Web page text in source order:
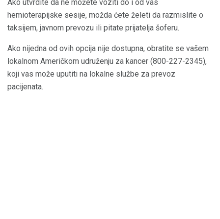
Ako utvrdite da ne možete voziti do i od vas
hemioterapijske sesije, možda ćete želeti da razmislite o
taksijem, javnom prevozu ili pitate prijatelja šoferu.
Ako nijedna od ovih opcija nije dostupna, obratite se vašem
lokalnom Američkom udruženju za kancer (800-227-2345),
koji vas može uputiti na lokalne službe za prevoz
pacijenata.